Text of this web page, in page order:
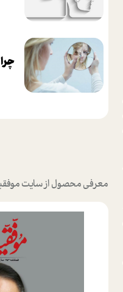
معرفی محصول از سایت